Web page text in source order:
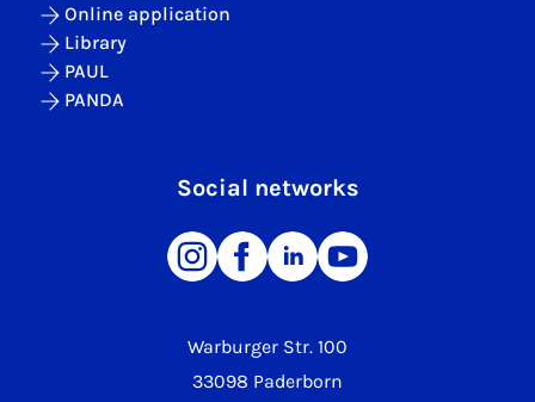
Warburger Str. 100
33098 Paderborn
Online application
Library
PAUL
PANDA
Social networks